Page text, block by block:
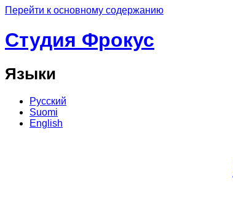
Перейти к основному содержанию
Студия Фрокус
Языки
Русский
Suomi
English